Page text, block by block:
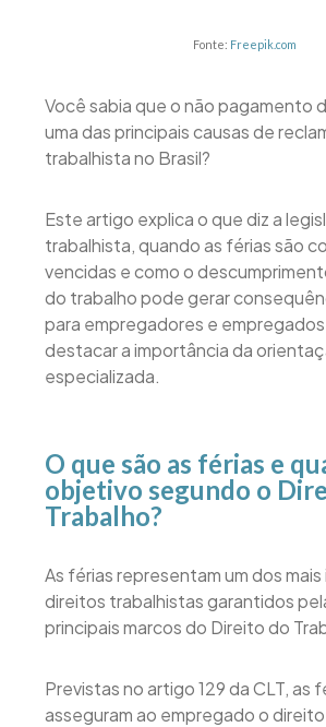
Fonte: Freepik.com
Você sabia que o não pagamento
uma das principais causas de
trabalhista no Brasil?
Este artigo explica o que diz a
trabalhista, quando as férias são
vencidas e como o
do trabalho pode gerar
para empregadores e
destacar a importância da
especializada.
O que são as férias e
objetivo segundo o
Trabalho?
As férias representam um dos
direitos trabalhistas garantidos
principais marcos do Direito do
Previstas no artigo 129 da CLT, as
asseguram ao empregado o